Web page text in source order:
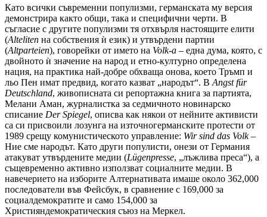
Като всички съвременни популизми, германската му версия
демонстрира както общи, така и специфични черти. В
съгласие с другите популизми тя отхвърля настоящите елити
(Alteliten на собствения ѝ език) и утвърдени партии
(Altparteien), говорейки от името на Volk-а – една дума, която, с
двойното ѝ значение на народ и етно-културно определена
нация, на практика най-добре обхваща онова, което Тръмп и
льо Пен имат предвид, когато казват „народът“. В Angst für
Deutschland, живописната си репортажна книга за партията,
Мелани Аман, журналистка за седмичното новинарско
списание Der Spiegel, описва как някои от нейните активисти
са си присвоили лозунга на източногерманските протести от
1989 срещу комунистическото управление: Wir sind das Volk–
Ние сме народът. Като други популисти, онези от Германия
атакуват утвърдените медии (Lügenpresse, „лъжлива преса“), а
същевременно активно използват социалните медии. В
навечерието на изборите Алтернативата имаше около 362,000
последователи във Фейсбук, в сравнение с 169,000 за
социалдемократите и само 154,000 за
Християндемократическия съюз на Меркел.